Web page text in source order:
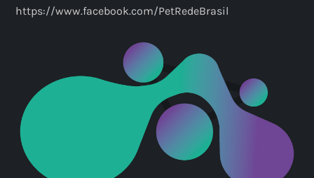
https://www.facebook.com/PetRedeBrasil